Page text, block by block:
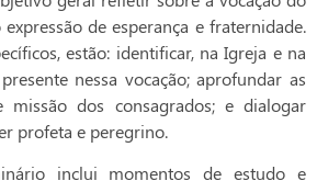
de esperança e fraternidade.
estão: identificar, na Igreja e na
nessa vocação; aprofundar as
dos consagrados; e dialogar
profeta e peregrino.
inclui momentos de estudo e